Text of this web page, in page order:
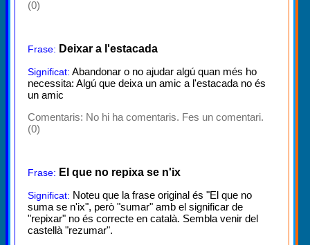
(0)
Frase: Deixar a l'estacada
Significat: Abandonar o no ajudar algú quan més ho
necessita: Algú que deixa un amic a l'estacada no és
un amic
Comentaris: No hi ha comentaris. Fes un comentari.
(0)
Frase: El que no repixa se n'ix
Significat: Noteu que la frase original és "El que no
suma se n'ix", però "sumar" amb el significar de
"repixar" no és correcte en català. Sembla venir del
castellà "rezumar".